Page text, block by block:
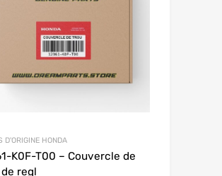
D'ORIGINE HONDA
K0F-T00 – Couvercle de
regl